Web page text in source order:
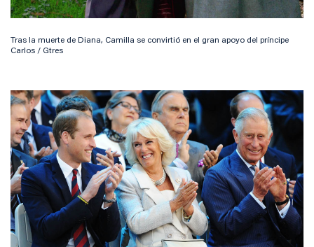
Tras la muerte de Diana, Camilla se convirtió en el gran apoyo del príncipe
Carlos / Gtres